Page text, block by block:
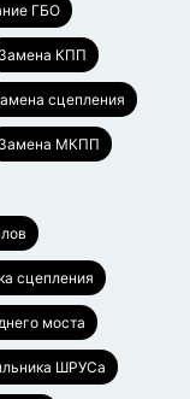
ГБО
Замена КПП
сцепления
Замена МКПП
сцепления
моста
ШРУСа